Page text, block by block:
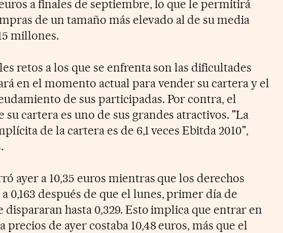
a finales de septiembre, lo que le permitirá
de un tamaño más elevado al de su media
millones.
retos a los que se enfrenta son las dificultades
en el momento actual para vender su cartera y el
de sus participadas. Por contra, el
su cartera es uno de sus grandes atractivos. "La
de la cartera es de 6,1 veces Ebitda 2010",
ayer a 10,35 euros mientras que los derechos
0,163 después de que el lunes, primer día de
dispararan hasta 0,329. Esto implica que entrar en
precios de ayer costaba 10,48 euros, más que el